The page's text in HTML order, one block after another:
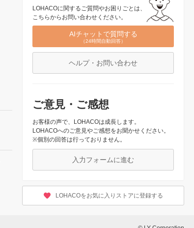
LOHACOに関するご質問やお困りごとは、
こちらからお問い合わせください。
AIチャットで質問する
（24時間自動回答）
ヘルプ・お問い合わせ
ご意見・ご感想
お客様の声で、LOHACOは成長します。
LOHACOへのご意見やご感想をお聞かせください。
※個別の回答は行っておりません。
入力フォームに進む
LOHACOをお気に入りストアに登録する